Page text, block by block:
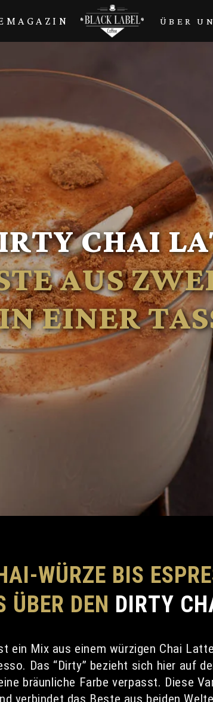
ÜBER
CHAI
AUS
EINER
WÜRZE BIS
ÜBER DEN DIRTY
ein Mix aus einem würzigen Chai
Das “Dirty” bezieht sich hier auf
bräunliche Farbe verpasst. Diese
verbindet das Beste aus beiden